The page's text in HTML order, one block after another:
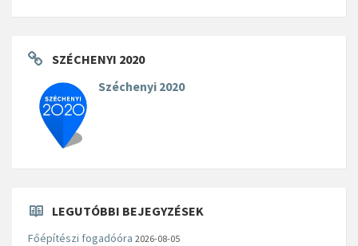
SZÉCHENYI 2020
Széchenyi 2020
LEGUTÓBBI BEJEGYZÉSEK
Főépítészi fogadóóra 2026-08-05